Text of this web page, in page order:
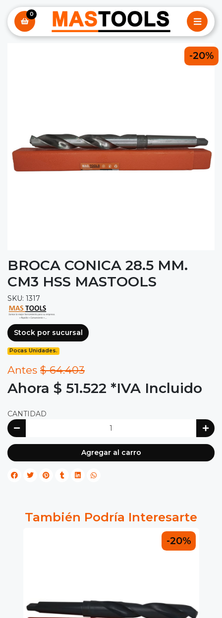
0
-20%
BROCA CONICA 28.5 MM.
CM3 HSS MASTOOLS
SKU: 1317
Stock por sucursal
Pocas Unidades.
Antes $ 64.403
Ahora $ 51.522 *IVA Incluido
CANTIDAD
Agregar al carro
También Podría Interesarte
-20%